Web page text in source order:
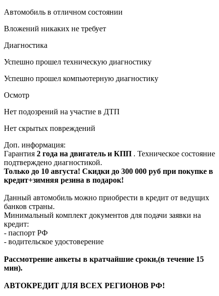
Автомобиль в отличном состоянии
Вложений никаких не требует
Диагностика
Успешно прошел техническую диагностику
Успешно прошел компьютерную диагностику
Осмотр
Нет подозрений на участие в ДТП
Нет скрытых повреждений
Доп. информация:
Гарантия 2 года на двигатель и КПП . Техническое состояние
подтверждено диагностикой.
Только до 10 августа! Скидки до 300 000 руб при покупке в
кредит+зимняя резина в подарок!
Данный автомобиль можно приобрести в кредит от ведущих
банков страны.
Минимальный комплект документов для подачи заявки на
кредит:
- паспорт РФ
- водительское удостоверение
Рассмотрение анкеты в кратчайшие сроки,(в течение 15
мин).
АВТОКРЕДИТ ДЛЯ ВСЕХ РЕГИОНОВ РФ!